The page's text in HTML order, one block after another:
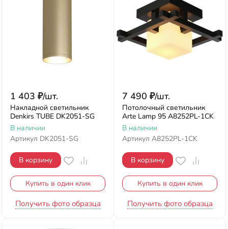
1 403 ₽/шт.
Накладной светильник
Denkirs TUBE DK2051-SG
В наличии
Артикул DK2051-SG
В корзину
Купить в один клик
Получить фото образца
7 490 ₽/шт.
Потолочный светильник
Arte Lamp 95 A8252PL-1CK
В наличии
Артикул A8252PL-1CK
В корзину
Купить в один клик
Получить фото образца